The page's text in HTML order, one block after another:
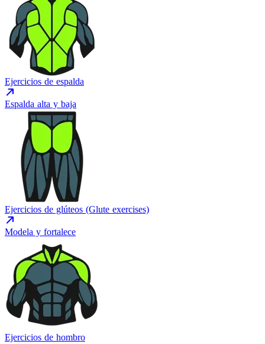
Ejercicios de espalda
Espalda alta y baja
Ejercicios de glúteos (Glute exercises)
Modela y fortalece
Ejercicios de hombro